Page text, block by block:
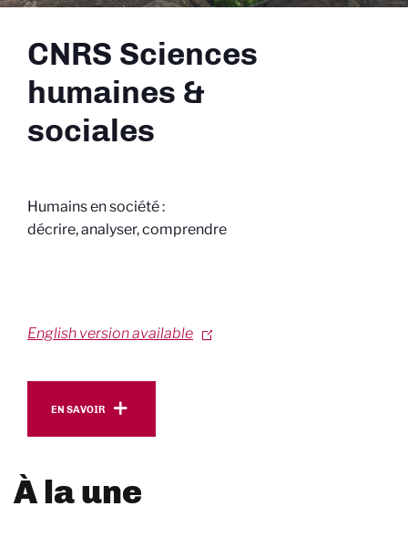
CNRS Sciences
humaines &
sociales
Humains en société :
décrire, analyser, comprendre
English version available
En savoir plus
EN SAVOIR
À la une